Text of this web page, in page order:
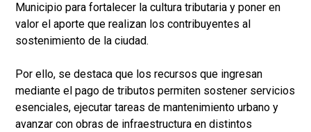
Municipio para fortalecer la cultura tributaria y poner en
valor el aporte que realizan los contribuyentes al
sostenimiento de la ciudad.
Por ello, se destaca que los recursos que ingresan
mediante el pago de tributos permiten sostener servicios
esenciales, ejecutar tareas de mantenimiento urbano y
avanzar con obras de infraestructura en distintos